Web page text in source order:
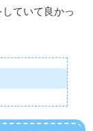
ていて良かっ